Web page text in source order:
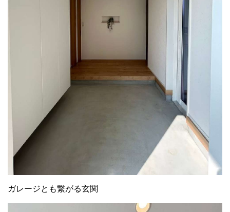
ガレージとも繋がる玄関